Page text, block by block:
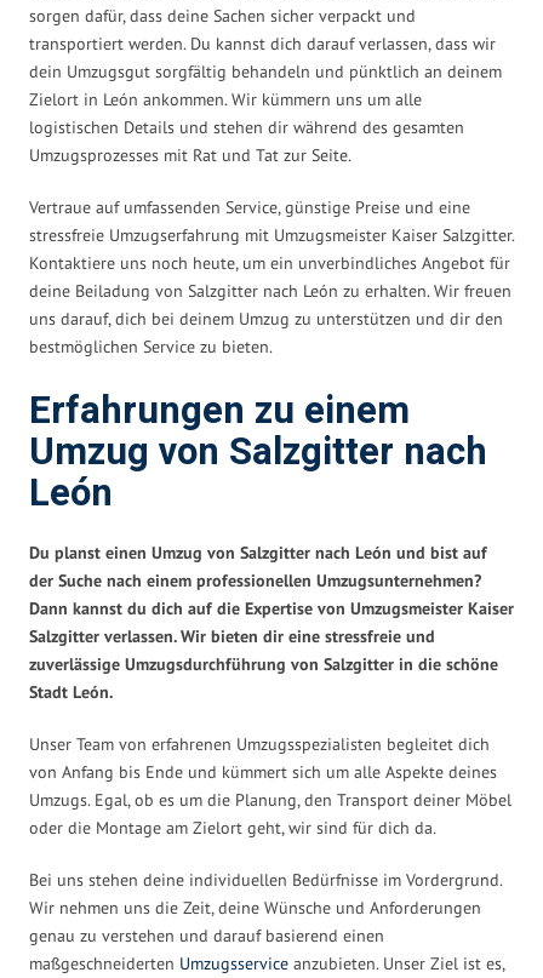
sorgen dafür, dass deine Sachen sicher verpackt und
transportiert werden. Du kannst dich darauf verlassen, dass wir
dein Umzugsgut sorgfältig behandeln und pünktlich an deinem
Zielort in León ankommen. Wir kümmern uns um alle
logistischen Details und stehen dir während des gesamten
Umzugsprozesses mit Rat und Tat zur Seite.
Vertraue auf umfassenden Service, günstige Preise und eine
stressfreie Umzugserfahrung mit Umzugsmeister Kaiser Salzgitter.
Kontaktiere uns noch heute, um ein unverbindliches Angebot für
deine Beiladung von Salzgitter nach León zu erhalten. Wir freuen
uns darauf, dich bei deinem Umzug zu unterstützen und dir den
bestmöglichen Service zu bieten.
Erfahrungen zu einem
Umzug von Salzgitter nach
León
Du planst einen Umzug von Salzgitter nach León und bist auf
der Suche nach einem professionellen Umzugsunternehmen?
Dann kannst du dich auf die Expertise von Umzugsmeister Kaiser
Salzgitter verlassen. Wir bieten dir eine stressfreie und
zuverlässige Umzugsdurchführung von Salzgitter in die schöne
Stadt León.
Unser Team von erfahrenen Umzugsspezialisten begleitet dich
von Anfang bis Ende und kümmert sich um alle Aspekte deines
Umzugs. Egal, ob es um die Planung, den Transport deiner Möbel
oder die Montage am Zielort geht, wir sind für dich da.
Bei uns stehen deine individuellen Bedürfnisse im Vordergrund.
Wir nehmen uns die Zeit, deine Wünsche und Anforderungen
genau zu verstehen und darauf basierend einen
maßgeschneiderten Umzugsservice anzubieten. Unser Ziel ist es,